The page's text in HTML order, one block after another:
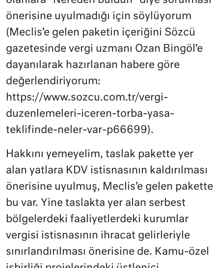
önerisine uyulmadığı için söylüyorum
(Meclis’e gelen paketin içeriğini Sözcü
gazetesinde vergi uzmanı Ozan Bingöl’e
dayanılarak hazırlanan habere göre
değerlendiriyorum:
https://www.sozcu.com.tr/vergi-
duzenlemeleri-iceren-torba-yasa-
teklifinde-neler-var-p66699).
Hakkını yemeyelim, taslak pakette yer
alan yatlara KDV istisnasının kaldırılması
önerisine uyulmuş, Meclis’e gelen pakette
bu var. Yine taslakta yer alan serbest
bölgelerdeki faaliyetlerdeki kurumlar
vergisi istisnasının ihracat gelirleriyle
sınırlandırılması önerisine de. Kamu-özel